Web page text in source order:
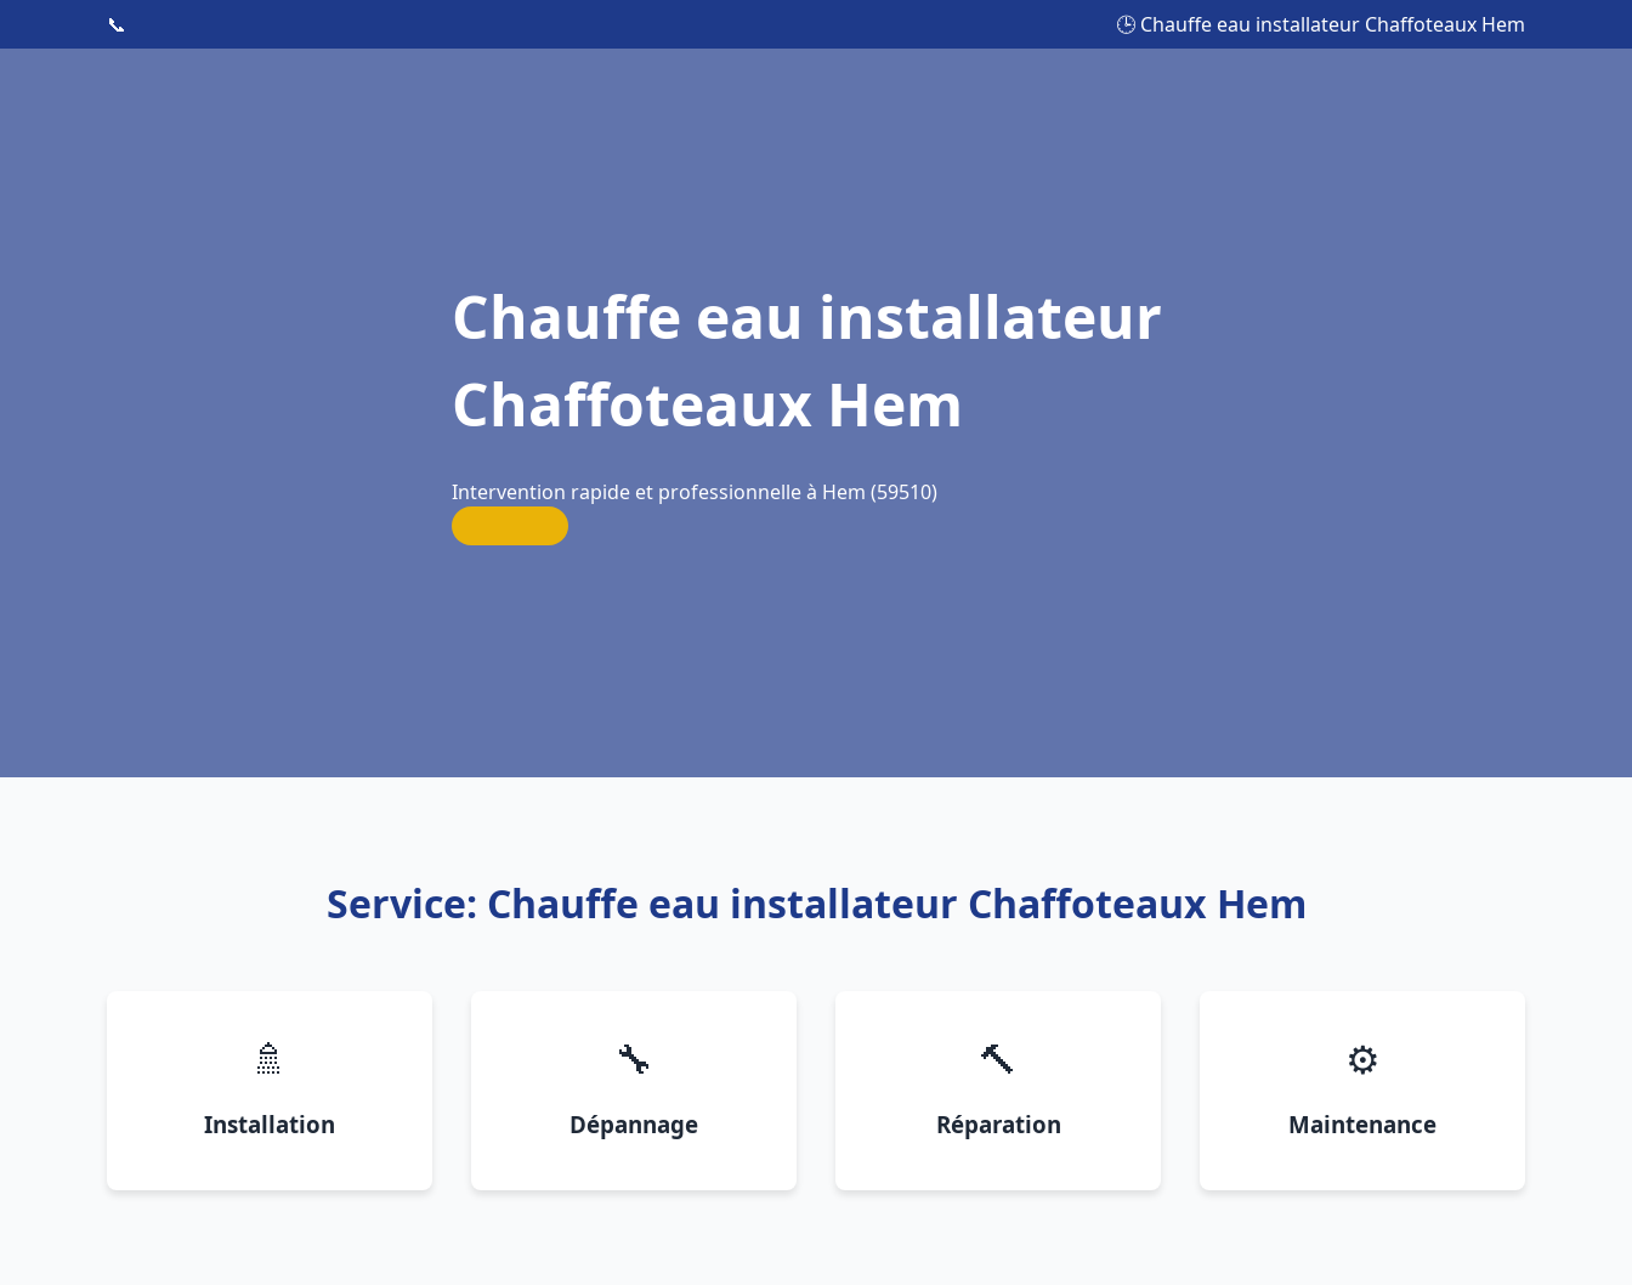
📞 🕒 Chauffe eau installateur Chaffoteaux Hem
Chauffe eau installateur
Chaffoteaux Hem
Intervention rapide et professionnelle à Hem (59510)
Service: Chauffe eau installateur Chaffoteaux Hem
🚿
Installation
🔧
Dépannage
🔨
Réparation
⚙️
Maintenance